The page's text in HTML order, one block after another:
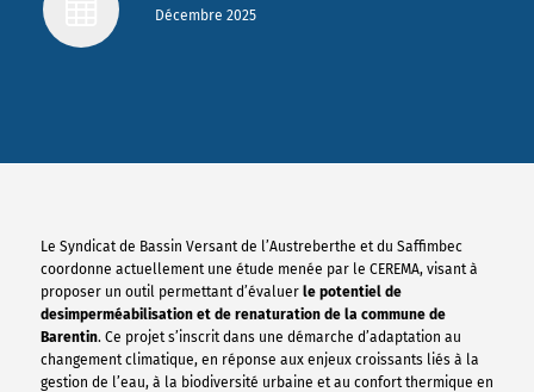
Décembre 2025
Le Syndicat de Bassin Versant de l’Austreberthe et du Saffimbec
coordonne actuellement une étude menée par le CEREMA, visant à
proposer un outil permettant d’évaluer le potentiel de
desimperméabilisation et de renaturation de la commune de
Barentin. Ce projet s’inscrit dans une démarche d’adaptation au
changement climatique, en réponse aux enjeux croissants liés à la
gestion de l’eau, à la biodiversité urbaine et au confort thermique en